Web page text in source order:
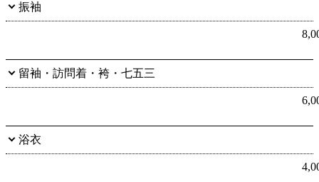
振袖
留袖・訪問着・袴・七五三
浴衣